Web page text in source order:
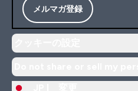
メルマガ登録